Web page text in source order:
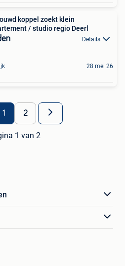
koppel zoekt klein
/ studio regio Deerl
Details
28 mei 26
1 2
1 van 2